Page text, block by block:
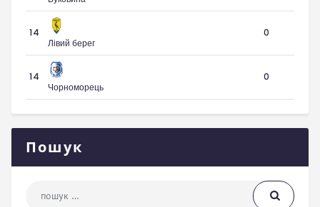
14
Лівий берег
0
14
Чорноморець
0
Пошук